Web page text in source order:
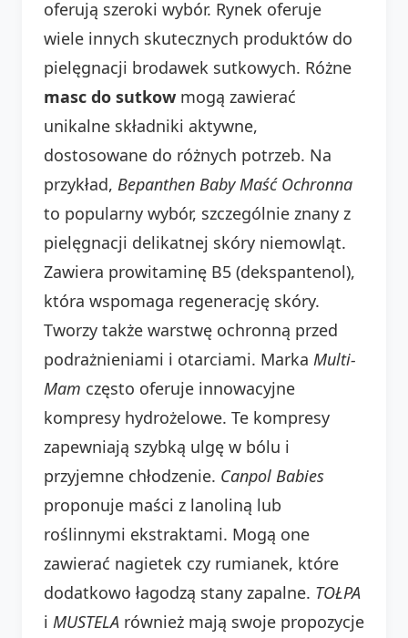
oferują szeroki wybór. Rynek oferuje
wiele innych skutecznych produktów do
pielęgnacji brodawek sutkowych. Różne
masc do sutkow mogą zawierać
unikalne składniki aktywne,
dostosowane do różnych potrzeb. Na
przykład, Bepanthen Baby Maść Ochronna
to popularny wybór, szczególnie znany z
pielęgnacji delikatnej skóry niemowląt.
Zawiera prowitaminę B5 (dekspantenol),
która wspomaga regenerację skóry.
Tworzy także warstwę ochronną przed
podrażnieniami i otarciami. Marka Multi-
Mam często oferuje innowacyjne
kompresy hydrożelowe. Te kompresy
zapewniają szybką ulgę w bólu i
przyjemne chłodzenie. Canpol Babies
proponuje maści z lanoliną lub
roślinnymi ekstraktami. Mogą one
zawierać nagietek czy rumianek, które
dodatkowo łagodzą stany zapalne. TOŁPA
i MUSTELA również mają swoje propozycje